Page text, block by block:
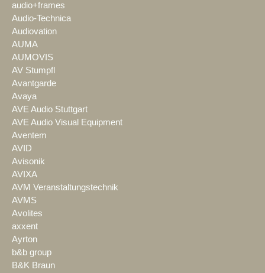
audio+frames
Audio-Technica
Audiovation
AUMA
AUMOVIS
AV Stumpfl
Avantgarde
Avaya
AVE Audio Stuttgart
AVE Audio Visual Equipment
Aventem
AVID
Avisonik
AVIXA
AVM Veranstaltungstechnik
AVMS
Avolites
axxent
Ayrton
b&b group
B&K Braun